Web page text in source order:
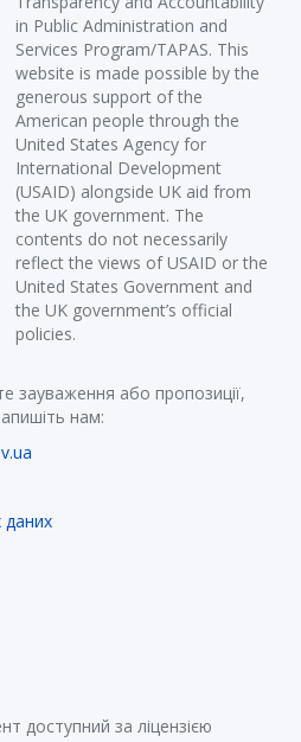
in Public Administration and
Services Program/TAPAS. This
website is made possible by the
generous support of the
American people through the
United States Agency for
International Development
(USAID) alongside UK aid from
the UK government. The
contents do not necessarily
reflect the views of USAID or the
United States Government and
the UK government’s official
policies.
зауваження або пропозиції,
нам:
даних
доступний за ліцензією